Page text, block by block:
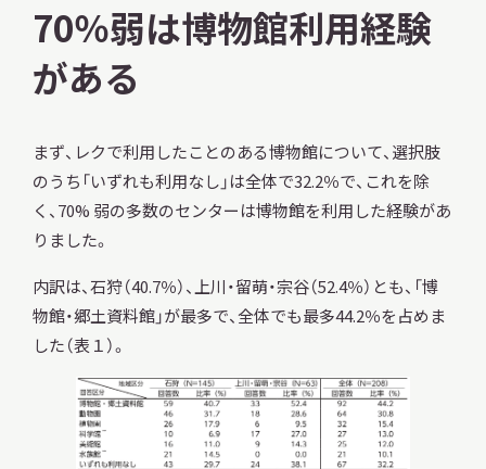
70％弱は博物館利用経験
がある
まず、レクで利用したことのある博物館について、選択肢
のうち「いずれも利用なし」は全体で32.2％で、これを除
く、70% 弱の多数のセンターは博物館を利用した経験があ
りました。
内訳は、石狩（40.7％）、上川・留萌・宗谷（52.4％）とも、「博
物館・郷土資料館」が最多で、全体でも最多44.2％を占めま
した（表１）。